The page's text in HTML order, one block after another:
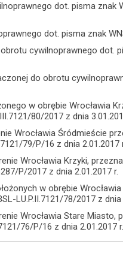
dot. pisma znak
dot. pisma znak
cywilnoprawnego dot.
do obrotu
w obrębie Wrocławia
80/2017 z dnia
Wrocławia Śródmieście
79/P/16 z dnia 2.01.2017
Wrocławia Krzyki,
P/2017 z dnia 2.01.2017 r.
w obrębie
LU.P.II.7121/78/2017 z dnia
Wrocławia Stare
76/P/16 z dnia 2.01.2017 r.